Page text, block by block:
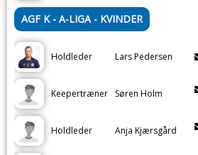
AGF K - A-LIGA - KVINDER
Holdleder Lars Pedersen
Keepertræner Søren Holm
Holdleder Anja Kjærsgård